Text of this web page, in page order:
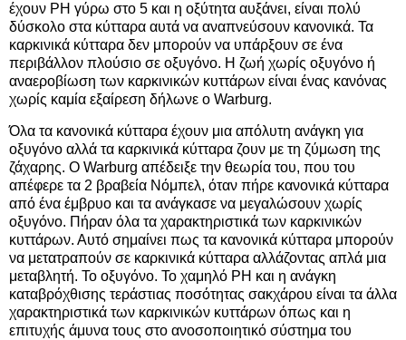
έχουν PH γύρω στο 5 και η οξύτητα αυξάνει, είναι πολύ
δύσκολο στα κύτταρα αυτά να αναπνεύσουν κανονικά. Τα
καρκινικά κύτταρα δεν μπορούν να υπάρξουν σε ένα
περιβάλλον πλούσιο σε οξυγόνο. Η ζωή χωρίς οξυγόνο ή
αναεροβίωση των καρκινικών κυττάρων είναι ένας κανόνας
χωρίς καμία εξαίρεση δήλωνε ο Warburg.
Όλα τα κανονικά κύτταρα έχουν μια απόλυτη ανάγκη για
οξυγόνο αλλά τα καρκινικά κύτταρα ζουν με τη ζύμωση της
ζάχαρης. Ο Warburg απέδειξε την θεωρία του, που του
απέφερε τα 2 βραβεία Νόμπελ, όταν πήρε κανονικά κύτταρα
από ένα έμβρυο και τα ανάγκασε να μεγαλώσουν χωρίς
οξυγόνο. Πήραν όλα τα χαρακτηριστικά των καρκινικών
κυττάρων. Αυτό σημαίνει πως τα κανονικά κύτταρα μπορούν
να μετατραπούν σε καρκινικά κύτταρα αλλάζοντας απλά μια
μεταβλητή. Το οξυγόνο. Το χαμηλό PH και η ανάγκη
καταβρόχθισης τεράστιας ποσότητας σακχάρου είναι τα άλλα
χαρακτηριστικά των καρκινικών κυττάρων όπως και η
επιτυχής άμυνα τους στο ανοσοποιητικό σύστημα του